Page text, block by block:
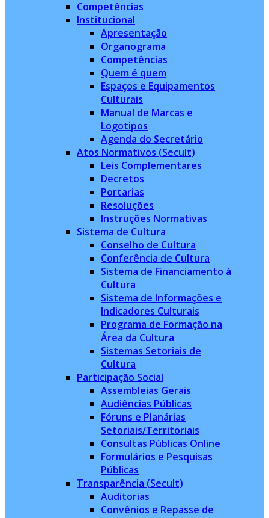
Competências
Institucional
Apresentação
Organograma
Competências
Quem é quem
Espaços e Equipamentos
Culturais
Manual de Marcas e
Logotipos
Agenda do Secretário
Atos Normativos (Secult)
Leis Complementares
Decretos
Portarias
Resoluções
Instruções Normativas
Sistema de Cultura
Conselho de Cultura
Conferência de Cultura
Sistema de Financiamento à
Cultura
Sistema de Informações e
Indicadores Culturais
Programa de Formação na
Área da Cultura
Sistemas Setoriais de
Cultura
Participação Social
Assembleias Gerais
Audiências Públicas
Fóruns e Planárias
Setoriais/Territoriais
Consultas Públicas Online
Formulários e Pesquisas
Públicas
Transparência (Secult)
Auditorias
Convênios e Repasse de